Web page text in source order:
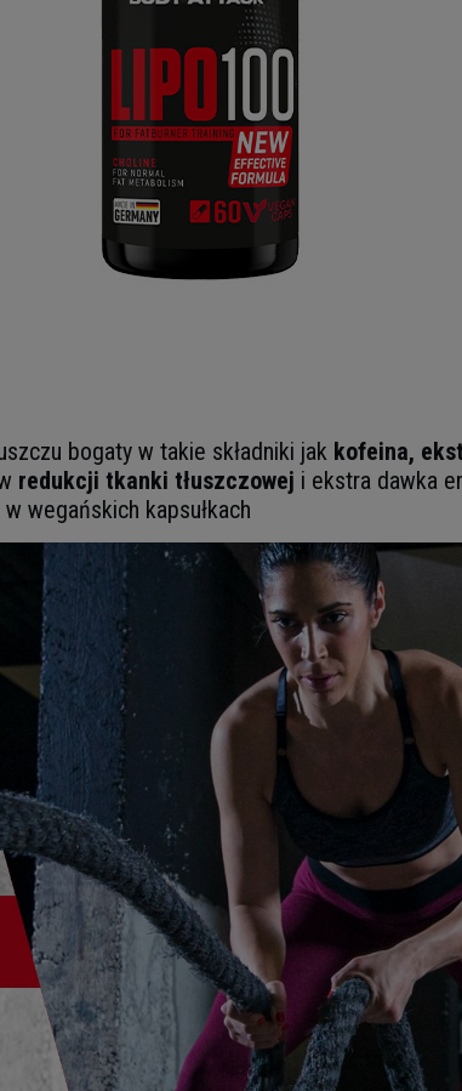
bogaty w takie składniki jak kofeina,
redukcji tkanki tłuszczowej i ekstra dawka
wegańskich kapsułkach